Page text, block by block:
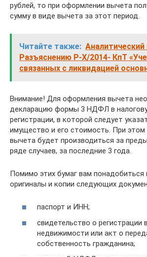
рублей, то при оформлении вычета
сумму в виде вычета за этот период.
Читайте также:
Разъяснению Р-Х/2014- КпТ
связанных с ликвидацией
Внимание! Для оформления вычета
декларацию формы 3 НДФЛ в
регистрации, в которой следует
имущество и его стоимость. При
вычета будет производиться за
ряде случаев, за последние 3 года.
Помимо этих бумаг вам понадобиться
оригиналы и копии следующих
паспорт и ИНН;
свидетельство о регистрации
недвижимости или акт о
собственность гражданина;